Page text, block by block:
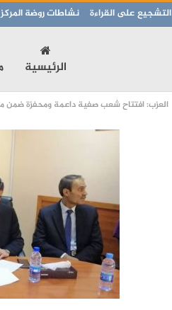
التشجيع على القراءة نشاطات روضة المركز
الرئيسية
العزب: افتتاح شعب صفية داعمة ومحفزة ضمن